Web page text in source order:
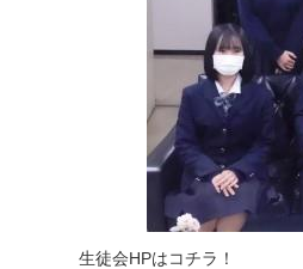
生徒会HPはコチラ！